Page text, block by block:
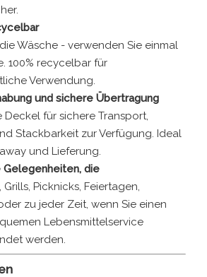
Wäsche - verwenden Sie einmal
100% recycelbar für
Verwendung.
und sichere Übertragung
für sichere Transport,
Stackbarkeit zur Verfügung. Ideal
und Lieferung.
die
Picknicks, Feiertagen,
zu jeder Zeit, wenn Sie einen
Lebensmittelservice
werden.